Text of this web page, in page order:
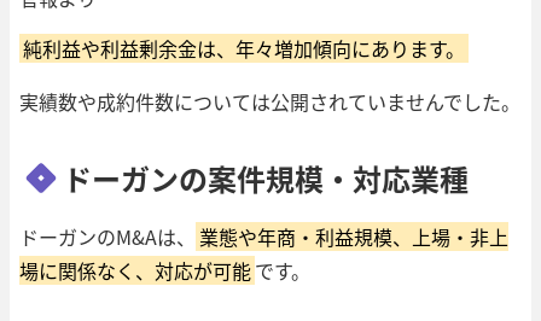
純利益や利益剰余金は、年々増加傾向にあります。
実績数や成約件数については公開されていませんでした。
ドーガンの案件規模・対応業種
ドーガンのM&Aは、
業態や年商・利益規模、上場・非上
場に関係なく、対応が可能です。